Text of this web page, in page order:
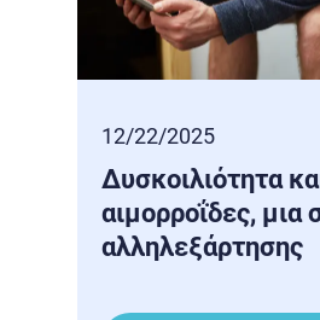
12/22/2025
Δυσκοιλιότητα
αιμορροΐδες, μια
αλληλεξάρτησης